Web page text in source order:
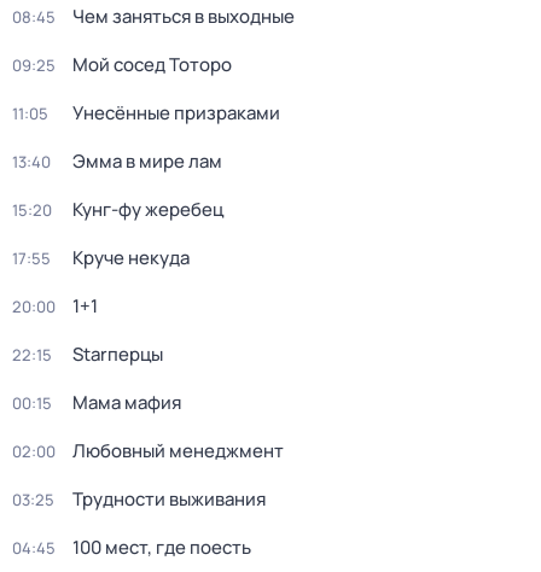
08:45 Чем заняться в выходные
09:25 Мой сосед Тоторо
11:05 Унесённые призраками
13:40 Эмма в мире лам
15:20 Кунг-фу жеребец
17:55 Круче некуда
20:00 1+1
22:15 Starперцы
00:15 Мама мафия
02:00 Любовный менеджмент
03:25 Трудности выживания
04:45 100 мест, где поесть